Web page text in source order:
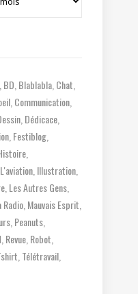
BD Blablabla Chat
Communication
Dédicace
Festiblog
Illustration
Les Autres Gens
Radio Mauvais Esprit
Peanuts
Revue Robot
Télétravail